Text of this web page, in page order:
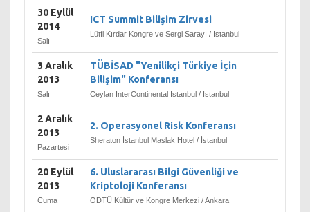
30 Eylül
2014
Salı
ICT Summit Bilişim Zirvesi
Lütfi Kırdar Kongre ve Sergi Sarayı / İstanbul
3 Aralık
2013
Salı
TÜBİSAD "Yenilikçi Türkiye İçin
Bilişim" Konferansı
Ceylan InterContinental İstanbul / İstanbul
2 Aralık
2013
Pazartesi
2. Operasyonel Risk Konferansı
Sheraton İstanbul Maslak Hotel / İstanbul
20 Eylül
2013
Cuma
6. Uluslararası Bilgi Güvenliği ve
Kriptoloji Konferansı
ODTÜ Kültür ve Kongre Merkezi / Ankara